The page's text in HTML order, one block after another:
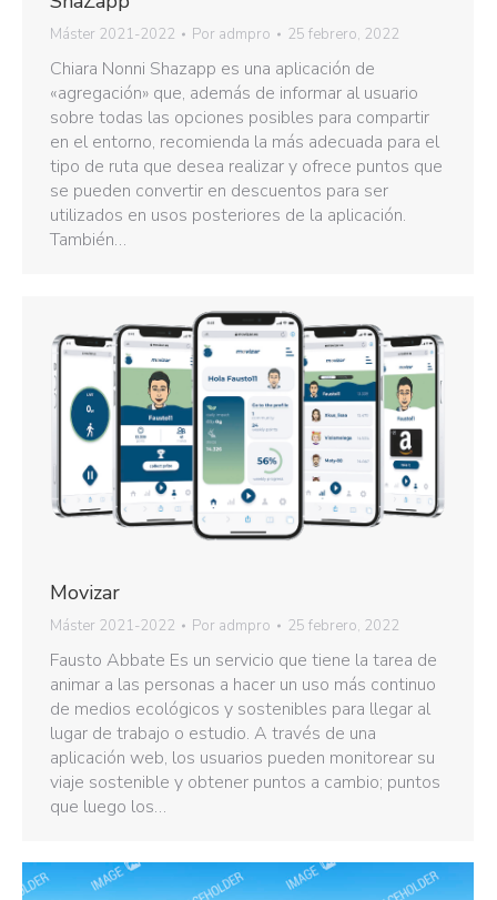
Máster 2021-2022 Por admpro 25 febrero, 2022
Chiara Nonni Shazapp es una aplicación de
«agregación» que, además de informar al usuario
sobre todas las opciones posibles para compartir
en el entorno, recomienda la más adecuada para el
tipo de ruta que desea realizar y ofrece puntos que
se pueden convertir en descuentos para ser
utilizados en usos posteriores de la aplicación.
También…
Movizar
Máster 2021-2022 Por admpro 25 febrero, 2022
Fausto Abbate Es un servicio que tiene la tarea de
animar a las personas a hacer un uso más continuo
de medios ecológicos y sostenibles para llegar al
lugar de trabajo o estudio. A través de una
aplicación web, los usuarios pueden monitorear su
viaje sostenible y obtener puntos a cambio; puntos
que luego los…